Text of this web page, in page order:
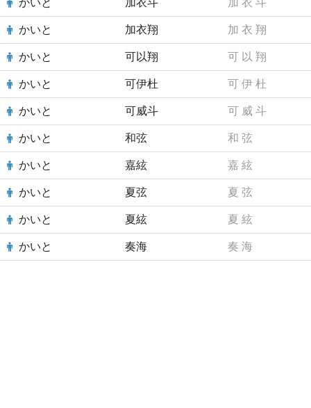
かいと 加衣斗 加 衣 斗
かいと 加衣翔 加 衣 翔
かいと 可以翔 可 以 翔
かいと 可伊杜 可 伊 杜
かいと 可威斗 可 威 斗
かいと 和弦 和 弦
かいと 嘉絃 嘉 絃
かいと 夏弦 夏 弦
かいと 夏絃 夏 絃
かいと 奏海 奏 海